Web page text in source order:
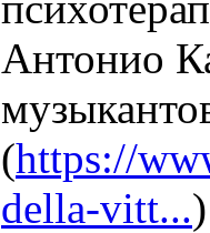
Антонио
(https://
della-vitt...)